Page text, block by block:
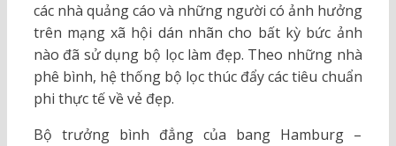
các nhà quảng cáo và những người có ảnh hưởng
trên mạng xã hội dán nhãn cho bất kỳ bức ảnh
nào đã sử dụng bộ lọc làm đẹp. Theo những nhà
phê bình, hệ thống bộ lọc thúc đẩy các tiêu chuẩn
phi thực tế về vẻ đẹp.
Bộ trưởng bình đẳng của bang Hamburg –